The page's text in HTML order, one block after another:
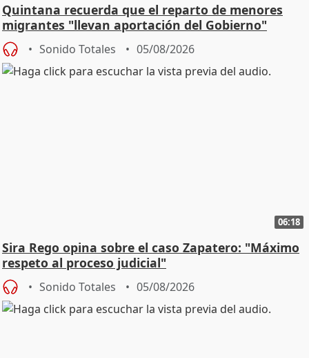
Quintana recuerda que el reparto de menores
migrantes "llevan aportación del Gobierno"
central
Sonido Totales 05/08/2026
06:18
Sira Rego opina sobre el caso Zapatero: "Máximo
respeto al proceso judicial"
Sonido Totales 05/08/2026